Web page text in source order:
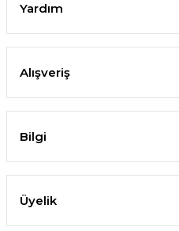
Yardım
Alışveriş
Bilgi
Üyelik